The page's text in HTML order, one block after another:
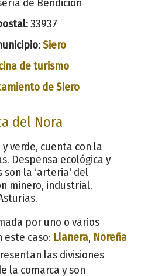
33937
Siero
de turismo
de Siero
del Nora
verde, cuenta con la
Despensa ecológica y
son la ‘arteria' del
minero, industrial,
por uno o varios
este caso: Llanera, Noreña
las divisiones
la comarca y son